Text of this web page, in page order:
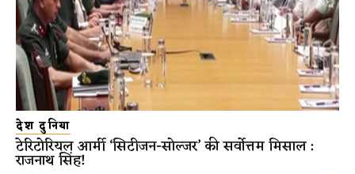
देश दुनिया
टेरिटोरियल आर्मी ‘सिटीजन-सोल्जर’ की सर्वोत्तम मिसाल :
राजनाथ सिंह!